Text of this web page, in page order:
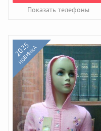
Показать телефоны
2025
НОВИНКА